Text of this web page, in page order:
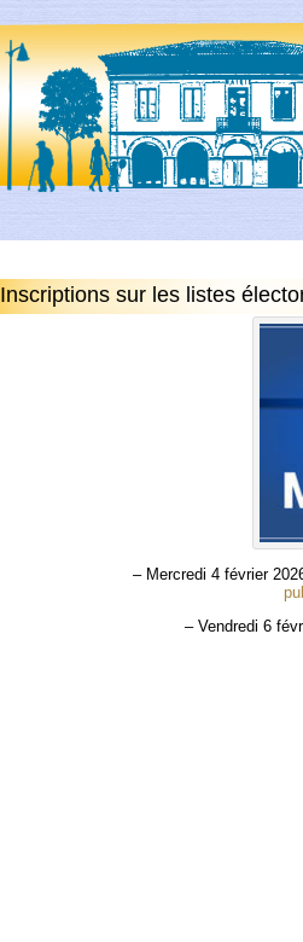
Inscriptions sur les listes
– Mercredi 4 février
– Vendredi 6